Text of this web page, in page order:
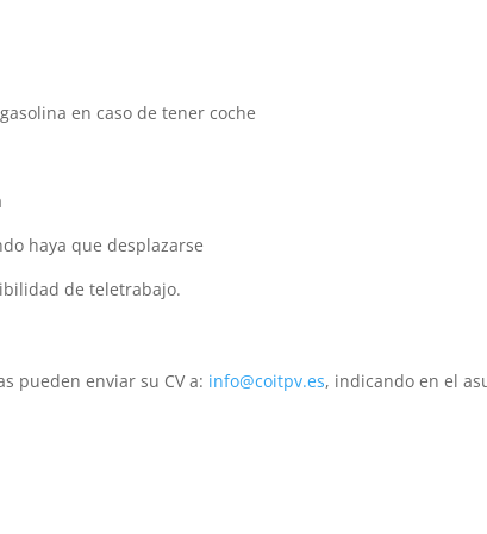
en caso de tener coche
haya que desplazarse
de teletrabajo.
pueden enviar su CV a: info@coitpv.es, indicando en el